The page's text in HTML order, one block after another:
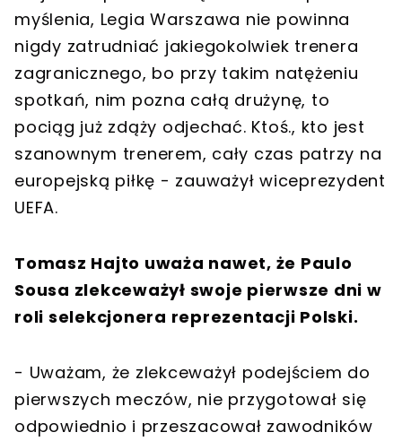
myślenia, Legia Warszawa nie powinna
nigdy zatrudniać jakiegokolwiek trenera
zagranicznego, bo przy takim natężeniu
spotkań, nim pozna całą drużynę, to
pociąg już zdąży odjechać. Ktoś., kto jest
szanownym trenerem, cały czas patrzy na
europejską piłkę - zauważył wiceprezydent
UEFA.
Tomasz Hajto uważa nawet, że Paulo
Sousa zlekceważył swoje pierwsze dni w
roli selekcjonera reprezentacji Polski.
- Uważam, że zlekceważył podejściem do
pierwszych meczów, nie przygotował się
odpowiednio i przeszacował zawodników